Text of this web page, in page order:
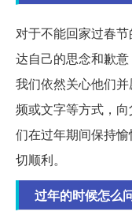
对于不能回家过春
达自己的思念和歉
我们依然关心他们
频或文字等方式，
们在过年期间保持
切顺利。
过年的时候怎么